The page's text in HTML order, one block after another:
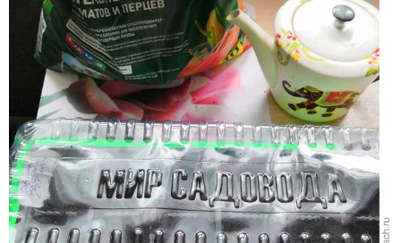
Посадка на рассаду
Присыпаю слоем до 1 см. Накрывают крышкой от
теплички и ставлю в рассадник под лампы, t +25°C.